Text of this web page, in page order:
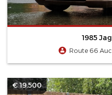
1985
Route 66
€ 19.500